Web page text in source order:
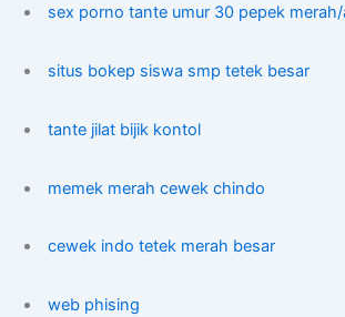
sex porno tante umur 30 pepek merah/
situs bokep siswa smp tetek besar
tante jilat bijik kontol
memek merah cewek chindo
cewek indo tetek merah besar
web phising